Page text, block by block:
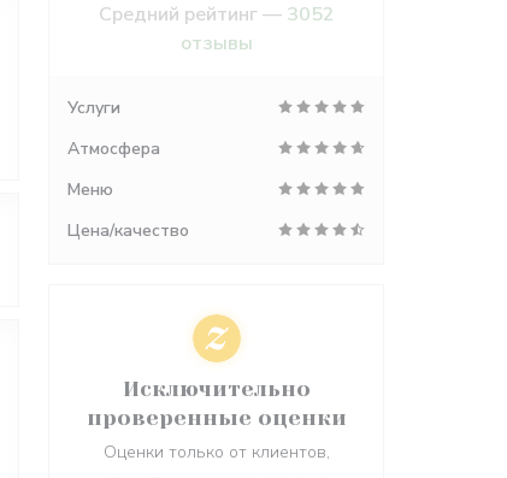
Средний рейтинг — 3052
отзывы
Услуги
Атмосфера
Меню
Цена/качество
Исключительно
проверенные оценки
Оценки только от клиентов,